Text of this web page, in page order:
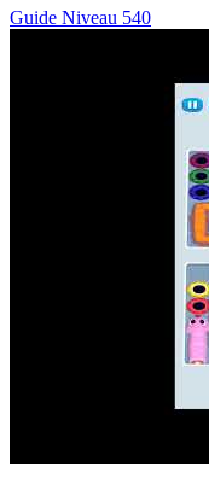
Guide Niveau 540